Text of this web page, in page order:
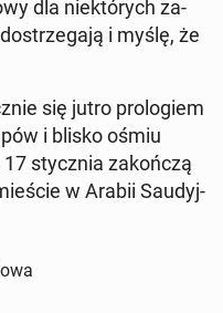
dla nie­któ­rych za­
i myślę, że
się jutro pro­lo­giem
i blisko ośmiu
stycz­nia za­koń­czą
w Arabii Sau­dyj­